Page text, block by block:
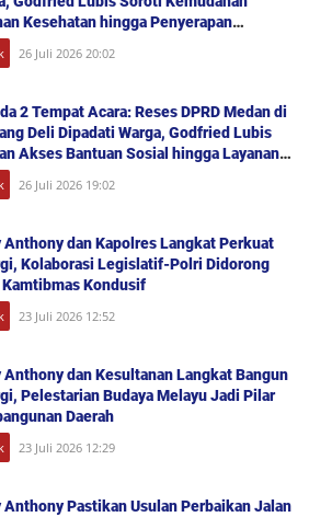
Kesehatan hingga Penyerapan
Publik
26 Juli 2026 20:02
2 Tempat Acara: Reses DPRD Medan di
Deli Dipadati Warga, Godfried Lubis
Akses Bantuan Sosial hingga Layanan
26 Juli 2026 19:02
Anthony dan Kapolres Langkat Perkuat
Kolaborasi Legislatif-Polri Didorong
Kondusif
23 Juli 2026 12:52
Anthony dan Kesultanan Langkat Bangun
Pelestarian Budaya Melayu Jadi Pilar
Daerah
23 Juli 2026 12:29
Anthony Pastikan Usulan Perbaikan Jalan